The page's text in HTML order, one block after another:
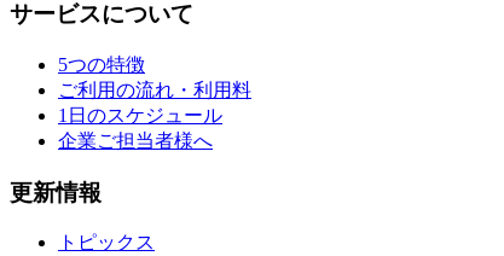
サービスについて
5つの特徴
ご利用の流れ・利用料
1日のスケジュール
企業ご担当者様へ
更新情報
トピックス